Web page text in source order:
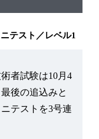
テスト／レベル1
者試験は10月4
後の追込みと
テストを3号連